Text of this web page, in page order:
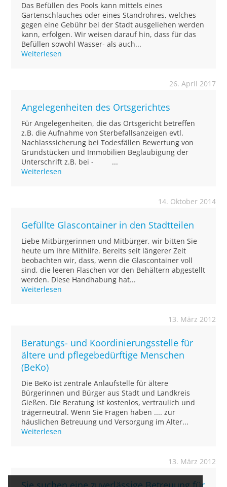
Das Befüllen des Pools kann mittels eines
Gartenschlauches oder eines Standrohres, welches
gegen eine Gebühr bei der Stadt ausgeliehen werden
kann, erfolgen. Wir weisen darauf hin, dass für das
Befüllen sowohl Wasser- als auch...
Weiterlesen
26. April 2017
Angelegenheiten des Ortsgerichtes
Für Angelegenheiten, die das Ortsgericht betreffen
z.B. die Aufnahme von Sterbefallsanzeigen evtl.
Nachlasssicherung bei Todesfällen Bewertung von
Grundstücken und Immobilien Beglaubigung der
Unterschrift z.B. bei - ...
Weiterlesen
14. Oktober 2014
Gefüllte Glascontainer in den Stadtteilen
Liebe Mitbürgerinnen und Mitbürger, wir bitten Sie
heute um Ihre Mithilfe. Bereits seit längerer Zeit
beobachten wir, dass, wenn die Glascontainer voll
sind, die leeren Flaschen vor den Behältern abgestellt
werden. Diese Handhabung hat...
Weiterlesen
13. März 2012
Beratungs- und Koordinierungsstelle für
ältere und pflegebedürftige Menschen
(BeKo)
Die BeKo ist zentrale Anlaufstelle für ältere
Bürgerinnen und Bürger aus Stadt und Landkreis
Gießen. Die Beratung ist kostenlos, vertraulich und
trägerneutral. Wenn Sie Fragen haben .... zur
häuslichen Betreuung und Versorgung im Alter...
Weiterlesen
13. März 2012